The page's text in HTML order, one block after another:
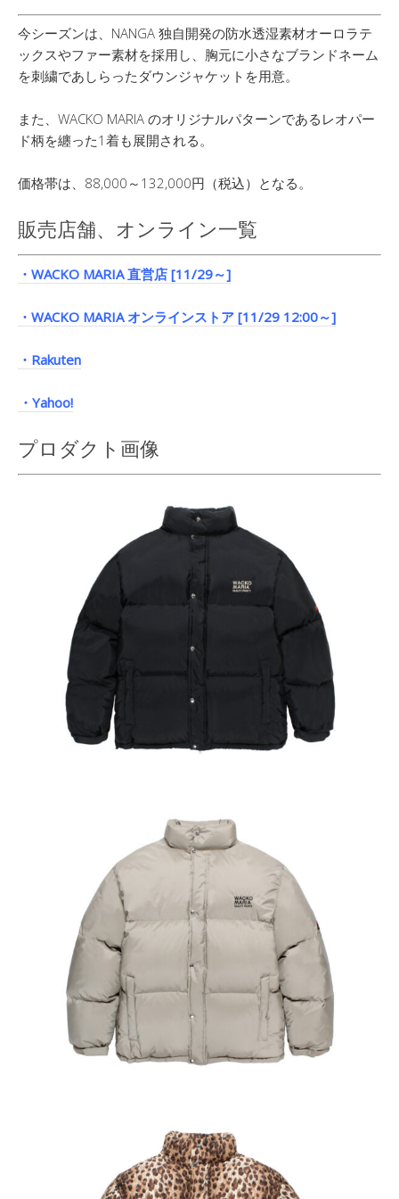
今シーズンは、NANGA 独自開発の防水透湿素材オーロラテ
ックスやファー素材を採用し、胸元に小さなブランドネーム
を刺繍であしらったダウンジャケットを用意。
また、WACKO MARIA のオリジナルパターンであるレオパー
ド柄を纏った1着も展開される。
価格帯は、88,000～132,000円（税込）となる。
販売店舗、オンライン一覧
・WACKO MARIA 直営店 [11/29～]
・WACKO MARIA オンラインストア [11/29 12:00～]
・Rakuten
・Yahoo!
プロダクト画像